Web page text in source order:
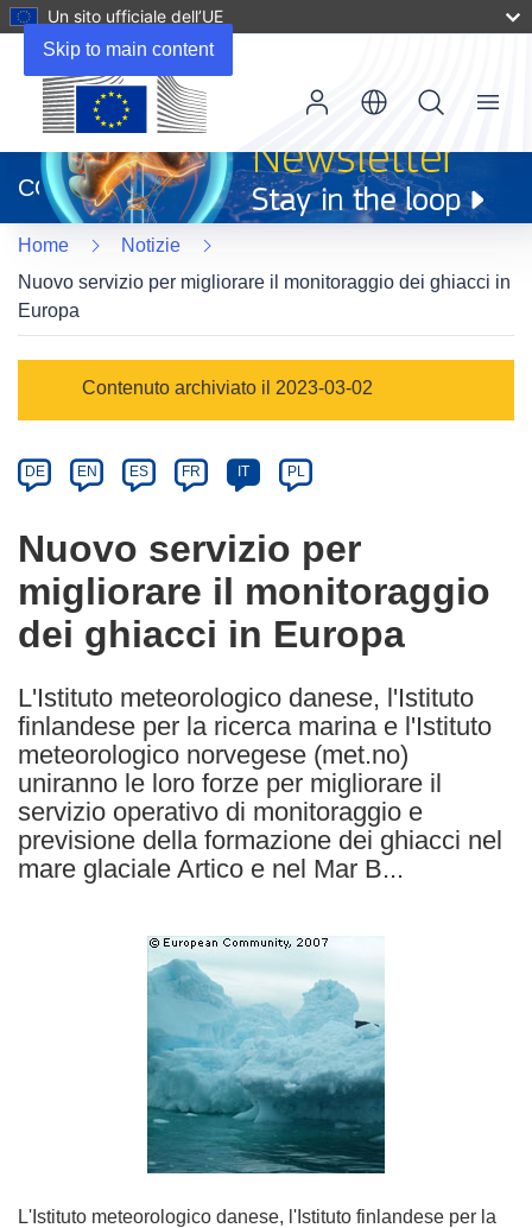
Skip to main content
Un sito ufficiale dell’UE
apre
in
una
nuova
finestra)
CORDIS
Menu
Home
Notizie
Nuovo servizio per migliorare il monitoraggio dei ghiacci in
Europa
Category
Contenuto archiviato il 2023-03-02
Article
available
the
following
languages:
DE EN ES FR IT PL
Nuovo servizio per
migliorare il monitoraggio
dei ghiacci in Europa
L'Istituto meteorologico danese, l'Istituto
finlandese per la ricerca marina e l'Istituto
meteorologico norvegese (met.no)
uniranno le loro forze per migliorare il
servizio operativo di monitoraggio e
previsione della formazione dei ghiacci nel
mare glaciale Artico e nel Mar B...
L'Istituto meteorologico danese, l'Istituto finlandese per la